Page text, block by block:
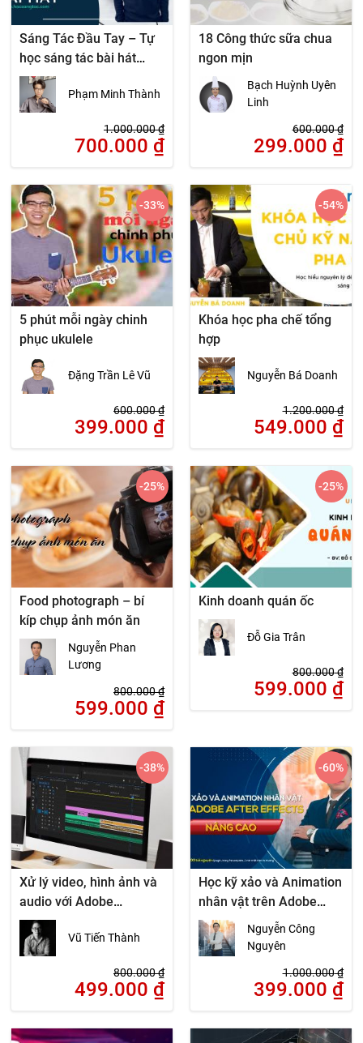
Sáng Tác Đầu Tay – Tự
học sáng tác bài hát
hiệu quả
Phạm Minh Thành
1.000.000₫
700.000 ₫
18 Công thức sữa chua
ngon mịn
Bạch Huỳnh Uyên
Linh
600.000₫
299.000 ₫
5 phút mỗi ngày chinh
phục ukulele
Đặng Trần Lê Vũ
600.000₫
399.000 ₫
-33%
Khóa học pha chế tổng
hợp
Nguyễn Bá Doanh
1.200.000₫
549.000 ₫
-54%
Food photograph – bí
kíp chụp ảnh món ăn
Nguyễn Phan
Lương
800.000₫
599.000 ₫
-25%
Kinh doanh quán ốc
Đỗ Gia Trân
800.000₫
599.000 ₫
-25%
Xử lý video, hình ảnh và
audio với Adobe
Premiere, After Effects,
Audition, Photoshop
Vũ Tiến Thành
800.000₫
499.000 ₫
-38%
Học kỹ xảo và Animation
nhân vật trên Adobe
After Effects
Nguyễn Công
Nguyên
1.000.000₫
399.000 ₫
-60%